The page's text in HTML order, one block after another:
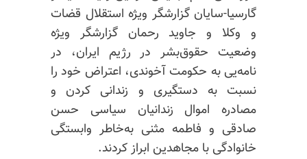
گارسیا-سایان گزارشگر ویژه استقلال قضات
و وکلا و جاوید رحمان گزارشگر ویژه
وضعیت حقوق‌بشر در رژیم ایران، در
نامه‌یی به حکومت آخوندی، اعتراض خود را
نسبت به دستگیری و زندانی کردن و
مصادره اموال زندانیان سیاسی حسن
صادقی و فاطمه مثنی به‌خاطر وابستگی
خانوادگی با مجاهدین ابراز کردند.